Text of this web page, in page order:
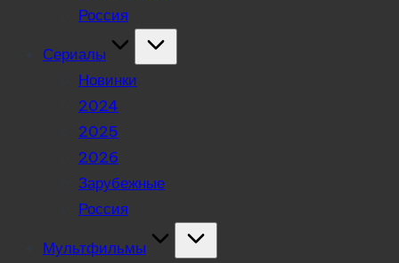
Россия
Сериалы
Новинки
2024
2025
2026
Зарубежные
Россия
Мультфильмы